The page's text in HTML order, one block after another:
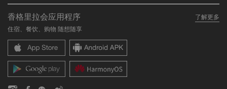
常见问题
联络我们
我们的酒店品牌
香格里拉中心
香格里拉公寓
联系方式
职业发展
企业社会责任
新闻稿
香格里拉会应用程序
了解更多
住宿、餐饮、购物 随想随享